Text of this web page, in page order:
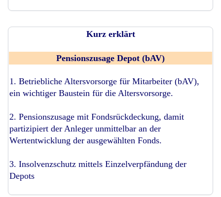
Kurz erklärt
Pensionszusage Depot (bAV)
1. Betriebliche Altersvorsorge für Mitarbeiter (bAV),
ein wichtiger Baustein für die Altersvorsorge.
2. Pensionszusage mit Fondsrückdeckung, damit
partizipiert der Anleger unmittelbar an der
Wertentwicklung der ausgewählten Fonds.
3. Insolvenzschutz mittels Einzelverpfändung der
Depots